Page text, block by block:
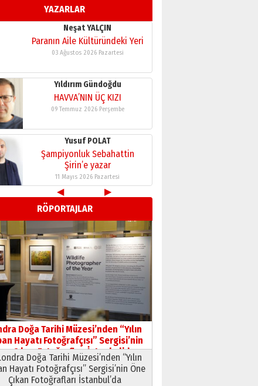
YAZARLAR
11 Mayıs 2026 Pazartesi
Neşat YALÇIN
Paranın Aile Kültüründeki Yeri
03 Ağustos 2026 Pazartesi
Yıldırım Gündoğdu
HAVVA’NIN ÜÇ KIZI
09 Temmuz 2026 Perşembe
Yusuf POLAT
Şampiyonluk Sebahattin
Şirin’e yazar
11 Mayıs 2026 Pazartesi
Neşat YALÇIN
Paranın Aile Kültüründeki Yeri
03 Ağustos 2026 Pazartesi
Yıldırım Gündoğdu
HAVVA’NIN ÜÇ KIZI
09 Temmuz 2026 Perşembe
Yusuf POLAT
Şampiyonluk Sebahattin
Şirin’e yazar
11 Mayıs 2026 Pazartesi
◀
▶
RÖPORTAJLAR
Doğa Tarihi Müzesi’nden “Yılın
Hayatı Fotoğrafçısı” Sergisi’nin
Çıkan Fotoğrafları İstanbul’da
Doğa Tarihi Müzesi’nden “Yılın
Hayatı Fotoğrafçısı” Sergisi’nin Öne
Çıkan Fotoğrafları İstanbul’da